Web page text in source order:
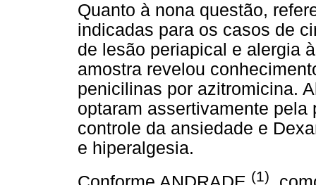
Quanto à nona questão,
indicadas para os casos de
de lesão periapical e alergia
amostra revelou
penicilinas por azitromicina.
optaram assertivamente
controle da ansiedade e
e hiperalgesia.
(1)